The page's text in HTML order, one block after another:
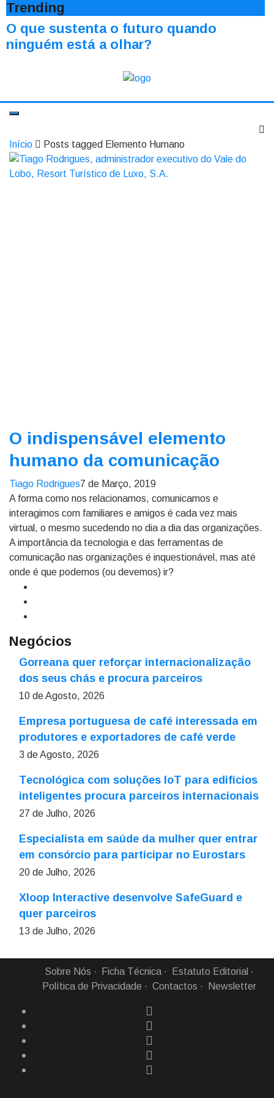
Trending
O que sustenta o futuro quando
ninguém está a olhar?
Início Posts tagged Elemento Humano
O indispensável elemento
humano da comunicação
Tiago Rodrigues7 de Março, 2019
A forma como nos relacionamos, comunicamos e
interagimos com familiares e amigos é cada vez mais
virtual, o mesmo sucedendo no dia a dia das organizações.
A importância da tecnologia e das ferramentas de
comunicação nas organizações é inquestionável, mas até
onde é que podemos (ou devemos) ir?
Negócios
Gorreana quer reforçar internacionalização
dos seus chás e procura parceiros
10 de Agosto, 2026
Empresa portuguesa de café interessada em
produtores e exportadores de café verde
3 de Agosto, 2026
Tecnológica com soluções IoT para edifícios
inteligentes procura parceiros internacionais
27 de Julho, 2026
Especialista em saúde da mulher quer entrar
em consórcio para participar no Eurostars
20 de Julho, 2026
Xloop Interactive desenvolve SafeGuard e
quer parceiros
13 de Julho, 2026
Sobre Nós Ficha Técnica
Estatuto Editorial
Política de Privacidade
Contactos Newsletter